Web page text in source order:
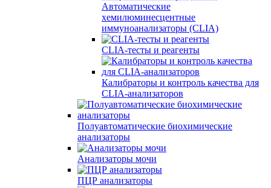
Автоматические
хемилюминесцентные
иммуноанализаторы (CLIA)
CLIA-тесты и реагенты
Калибраторы и контроль качества для
CLIA-анализаторов
Полуавтоматические биохимические
анализаторы
Анализаторы мочи
ПЦР анализаторы